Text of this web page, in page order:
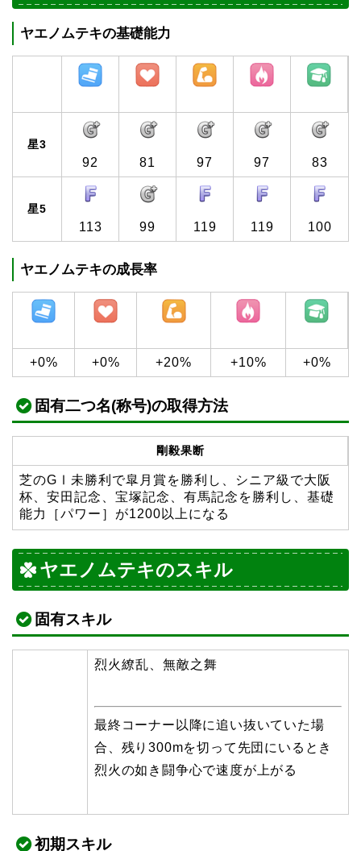
ヤエノムテキの基礎能力
星3
92 81 97 97 83
星5
113 99 119 119 100
ヤエノムテキの成長率
+0% +0% +20% +10% +0%
固有二つ名(称号)の取得方法
剛毅果断
芝のGⅠ未勝利で皐月賞を勝利し、シニア級で大阪
杯、安田記念、宝塚記念、有馬記念を勝利し、基礎
能力［パワー］が1200以上になる
ヤエノムテキのスキル
固有スキル
烈火繚乱、無敵之舞
最終コーナー以降に追い抜いていた場
合、残り300mを切って先団にいるとき
烈火の如き闘争心で速度が上がる
初期スキル